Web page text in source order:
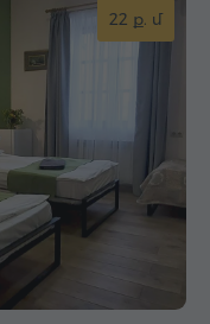
22 ք. մ